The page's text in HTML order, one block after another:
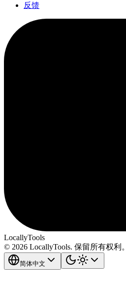
反馈
LocallyTools
© 2026 LocallyTools. 保留所有权利。
简体中文